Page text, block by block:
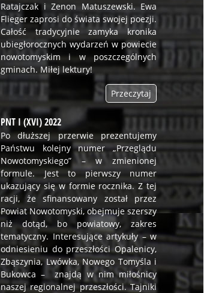
Ratajczak i Zenon Matuszewski. Ewa
Flieger zaprosi do świata swojej poezji.
Całość tradycyjnie zamyka kronika
ubiegłorocznych wydarzeń w powiecie
nowotomyskim i w poszczególnych
gminach. Miłej lektury!
Przeczytaj
PNT I (XVI) 2022
Po dłuższej przerwie prezentujemy
Państwu kolejny numer „Przeglądu
Nowotomyskiego” – w zmienionej
formule. Jest to pierwszy numer
ukazujący się w formie rocznika. Z tej
racji, że sfinansowany został przez
Powiat Nowotomyski, obejmuje szerszy
niż dotąd, bo powiatowy, zakres
tematyczny. Interesujące artykuły – w
odniesieniu do przeszłości Opalenicy,
Zbąszynia, Lwówka, Nowego Tomyśla i
Bukowca – znajdą w nim miłośnicy
naszej regionalnej przeszłości. Tajniki